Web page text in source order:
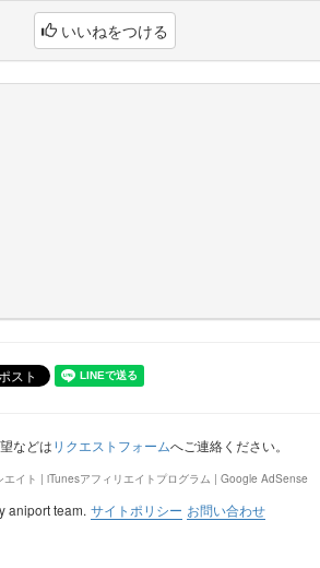
いいねをつける
などはリクエストフォームへご連絡ください。
イト | iTunesアフィリエイトプログラム | Google AdSense
aniport team. サイトポリシー お問い合わせ